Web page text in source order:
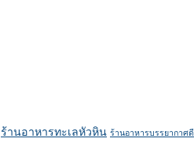
ร้านอาหารทะเลหัวหิน ร้านอาหารบรรยากาศดี